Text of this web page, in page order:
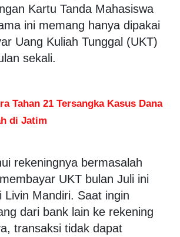
Kartu Tanda Mahasiswa
ini memang hanya dipakai
Uang Kuliah Tunggal (UKT)
sekali.
Tahan 21 Tersangka Kasus Dana
di Jatim
rekeningnya bermasalah
UKT bulan Juli ini
Livin Mandiri. Saat ingin
dari bank lain ke rekening
transaksi tidak dapat